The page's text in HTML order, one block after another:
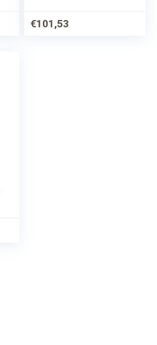
verschiedenen
Wärmeklasssen
€101,53